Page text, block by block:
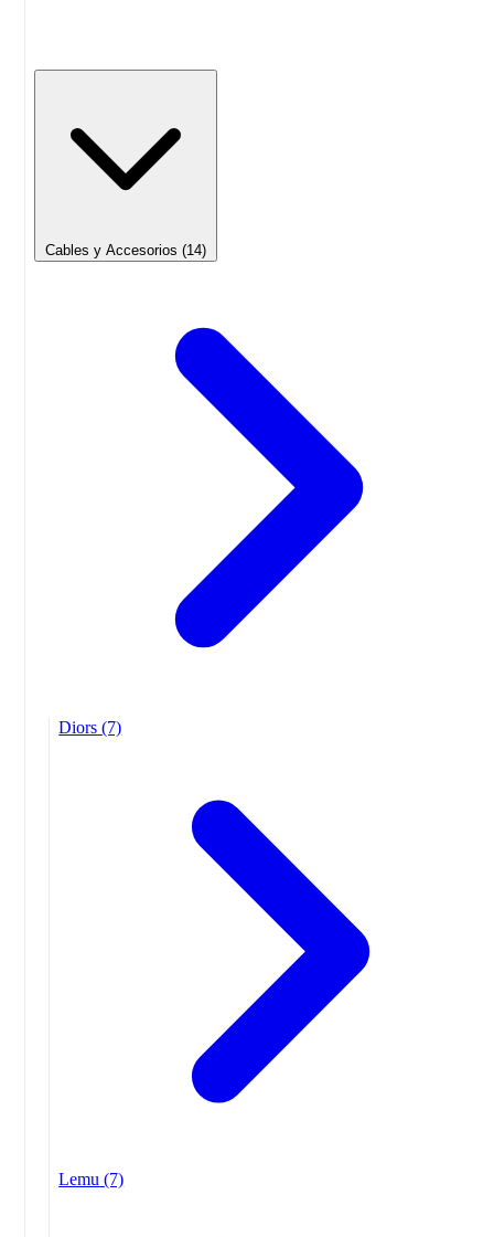
Cables y Accesorios (14)
Diors (7)
Lemu (7)